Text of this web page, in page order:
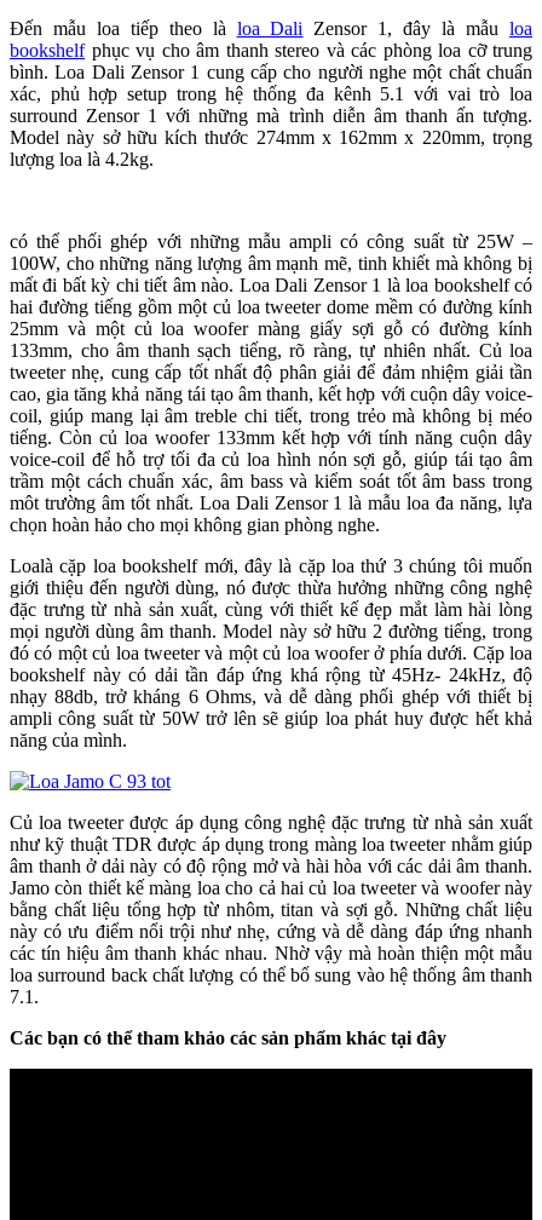
Đến mẫu loa tiếp theo là loa Dali Zensor 1, đây là mẫuloa
bookshelfphục vụ cho âm thanh stereo và các phòng loa cỡ trung
bình. Loa Dali Zensor 1 cung cấp cho người nghe một chất chuẩn
xác, phủ hợp setup trong hệ thống đa kênh 5.1 với vai trò loa
surround Zensor 1 với những mà trình diễn âm thanh ấn tượng.
Model này sở hữu kích thước 274mm x 162mm x 220mm, trọng
lượng loa là 4.2kg.
có thể phối ghép với những mẫu ampli có công suất từ 25W –
100W, cho những năng lượng âm mạnh mẽ, tinh khiết mà không bị
mất đi bất kỳ chi tiết âm nào. Loa Dali Zensor 1 là loa bookshelf có
hai đường tiếng gồm một củ loa tweeter dome mềm có đường kính
25mm và một củ loa woofer màng giấy sợi gỗ có đường kính
133mm, cho âm thanh sạch tiếng, rõ ràng, tự nhiên nhất. Củ loa
tweeter nhẹ, cung cấp tốt nhất độ phân giải để đảm nhiệm giải tần
cao, gia tăng khả năng tái tạo âm thanh, kết hợp với cuộn dây voice-
coil, giúp mang lại âm treble chi tiết, trong trẻo mà không bị méo
tiếng. Còn củ loa woofer 133mm kết hợp với tính năng cuộn dây
voice-coil để hỗ trợ tối đa củ loa hình nón sợi gỗ, giúp tái tạo âm
trầm một cách chuẩn xác, âm bass và kiểm soát tốt âm bass trong
môt trường âm tốt nhất. Loa Dali Zensor 1 là mẫu loa đa năng, lựa
chọn hoàn hảo cho mọi không gian phòng nghe.
Loalà cặp loa bookshelf mới, đây là cặp loa thứ 3 chúng tôi muốn
giới thiệu đến người dùng, nó được thừa hưởng những công nghệ
đặc trưng từ nhà sản xuất, cùng với thiết kế đẹp mắt làm hài lòng
mọi người dùng âm thanh. Model này sở hữu 2 đường tiếng, trong
đó có một củ loa tweeter và một củ loa woofer ở phía dưới. Cặp loa
bookshelf này có dải tần đáp ứng khá rộng từ 45Hz- 24kHz, độ
nhạy 88db, trở kháng 6 Ohms, và dễ dàng phối ghép với thiết bị
ampli công suất từ 50W trở lên sẽ giúp loa phát huy được hết khả
năng của mình.
Củ loa tweeter được áp dụng công nghệ đặc trưng từ nhà sản xuất
như kỹ thuật TDR được áp dụng trong màng loa tweeter nhằm giúp
âm thanh ở dải này có độ rộng mở và hài hòa với các dải âm thanh.
Jamo còn thiết kế màng loa cho cả hai củ loa tweeter và woofer này
bằng chất liệu tổng hợp từ nhôm, titan và sợi gỗ. Những chất liệu
này có ưu điểm nổi trội như nhẹ, cứng và dễ dàng đáp ứng nhanh
các tín hiệu âm thanh khác nhau. Nhờ vậy mà hoàn thiện một mẫu
loa surround back chất lượng có thể bổ sung vào hệ thống âm thanh
7.1.
Các bạn có thể tham khảo các sản phẩm khác tại đây